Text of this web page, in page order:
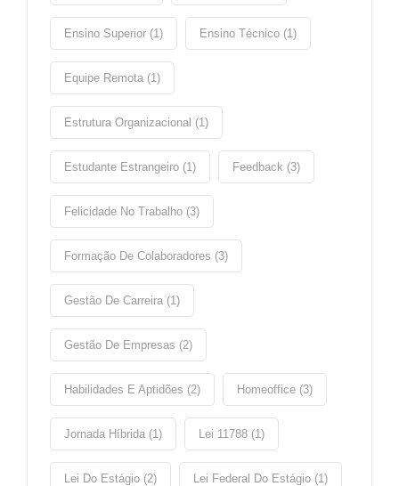
Ensino Superior (1) Ensino Técnico (1)
Equipe Remota (1)
Estrutura Organizacional (1)
Estudante Estrangeiro (1) Feedback (3)
Felicidade No Trabalho (3)
Formação De Colaboradores (3)
Gestão De Carreira (1)
Gestão De Empresas (2)
Habilidades E Aptidões (2) Homeoffice (3)
Jornada Híbrida (1) Lei 11788 (1)
Lei Do Estágio (2) Lei Federal Do Estágio (1)